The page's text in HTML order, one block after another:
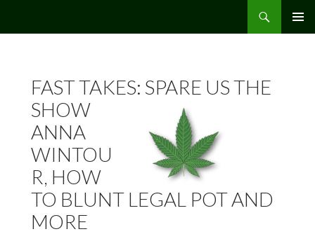
FAST TAKES: SPARE US THE
SHOW
ANNA
WINTOU
R, HOW
TO BLUNT LEGAL POT AND
MORE